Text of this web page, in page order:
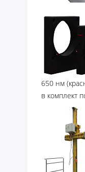
650 нм
в комплект